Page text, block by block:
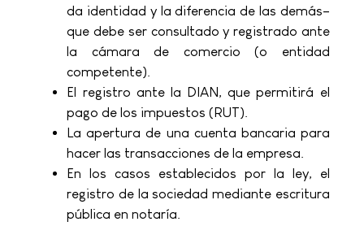
da identidad y la diferencia de las demás–
que debe ser consultado y registrado ante
la cámara de comercio (o entidad
competente).
El registro ante la DIAN, que permitirá el
pago de los impuestos (RUT).
La apertura de una cuenta bancaria para
hacer las transacciones de la empresa.
En los casos establecidos por la ley, el
registro de la sociedad mediante escritura
pública en notaría.